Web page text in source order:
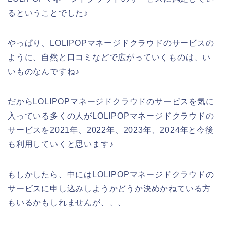
るということでした♪
やっぱり、LOLIPOPマネージドクラウドのサービスの
ように、自然と口コミなどで広がっていくものは、い
いものなんですね♪
だからLOLIPOPマネージドクラウドのサービスを気に
入っている多くの人がLOLIPOPマネージドクラウドの
サービスを2021年、2022年、2023年、2024年と今後
も利用していくと思います♪
もしかしたら、中にはLOLIPOPマネージドクラウドの
サービスに申し込みしようかどうか決めかねている方
もいるかもしれませんが、、、